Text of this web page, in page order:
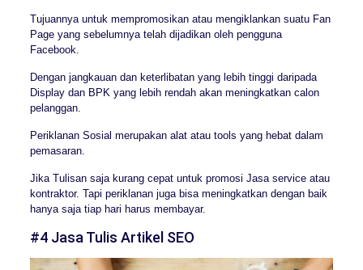
Tujuannya untuk mempromosikan atau mengiklankan suatu Fan
Page yang sebelumnya telah dijadikan oleh pengguna
Facebook.
Dengan jangkauan dan keterlibatan yang lebih tinggi daripada
Display dan BPK yang lebih rendah akan meningkatkan calon
pelanggan.
Periklanan Sosial merupakan alat atau tools yang hebat dalam
pemasaran.
Jika Tulisan saja kurang cepat untuk promosi Jasa service atau
kontraktor. Tapi periklanan juga bisa meningkatkan dengan baik
hanya saja tiap hari harus membayar.
#4 Jasa Tulis Artikel SEO